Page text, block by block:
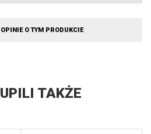
O TYM PRODUKCIE
TAKŻE